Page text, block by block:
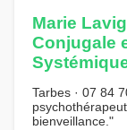
Marie
Conjugale
Tarbes · 07 84
bienveillance."